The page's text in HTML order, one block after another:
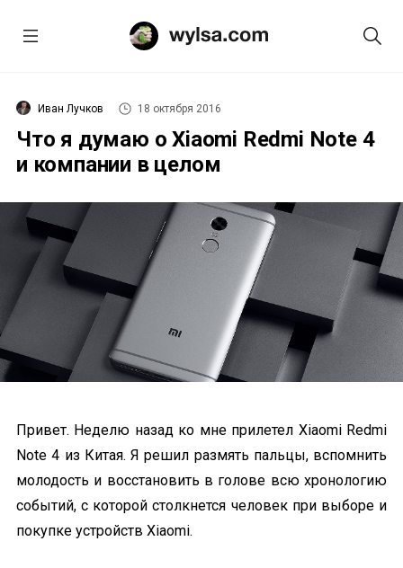
Иван Лучков 18 октября 2016
Что я думаю о Xiaomi Redmi Note 4
и компании в целом
Привет. Неделю назад ко мне прилетел Xiaomi Redmi
Note 4 из Китая. Я решил размять пальцы, вспомнить
молодость и восстановить в голове всю хронологию
событий, с которой столкнется человек при выборе и
покупке устройств Xiaomi.